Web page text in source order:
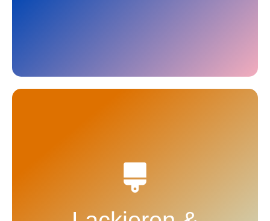
Der Neugestaltung Ihrer Innen- und Außenräume